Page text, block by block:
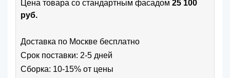
Цена товара cо стандартным фасадом 25 100
руб.
Доставка по Москве бесплатно
Срок поставки: 2-5 дней
Сборка: 10-15% от цены